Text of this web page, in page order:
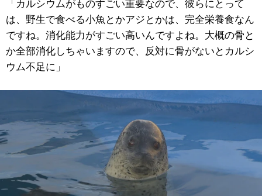
「カルシウムがものすごい重要なので、彼らにとって
は、野生で食べる小魚とかアジとかは、完全栄養食なん
ですね。消化能力がすごい高いんですよね。大概の骨と
か全部消化しちゃいますので、反対に骨がないとカルシ
ウム不足に」